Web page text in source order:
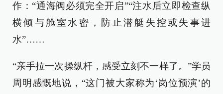
作：“通海阀必须完全开启”“注水后立即检查纵
横倾与舱室水密，防止潜艇失控或失事进
水”……
“亲手拉一次操纵杆，感受立刻不一样了。”学员
周明感慨地说，“这门被大家称为‘岗位预演’的